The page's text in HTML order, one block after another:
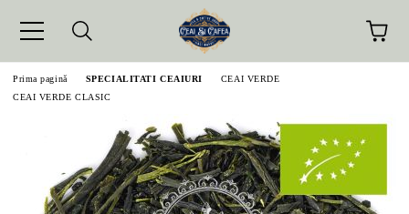
Prima pagină SPECIALITATI CEAIURI
CEAI VERDE
CEAI VERDE CLASIC